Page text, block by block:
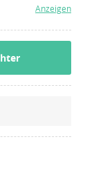
Anzeigen